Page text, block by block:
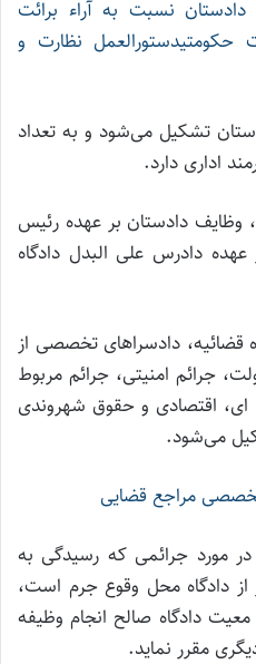
نسبت به آراء برائت
حکومتیدستورالعمل نظارت و
دادستان تشکیل می‌شود و به تعداد
اداری دارد.
وظایف دادستان بر عهده رئیس
دادرس علی البدل دادگاه
قضائیه، دادسراهای تخصصی از
جرائم امنیتی، جرائم مربوط
ای، اقتصادی و حقوق شهروندی
می‌شود.
مراجع قضایی
در مورد جرائمی که رسیدگی به
دادگاه محل وقوع جرم است،
دادگاه صالح انجام وظیفه
مقرر نماید.